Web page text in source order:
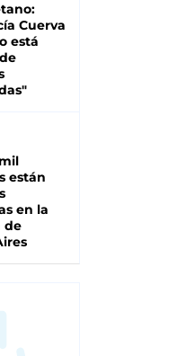
Cuerva
está
están
en la
de